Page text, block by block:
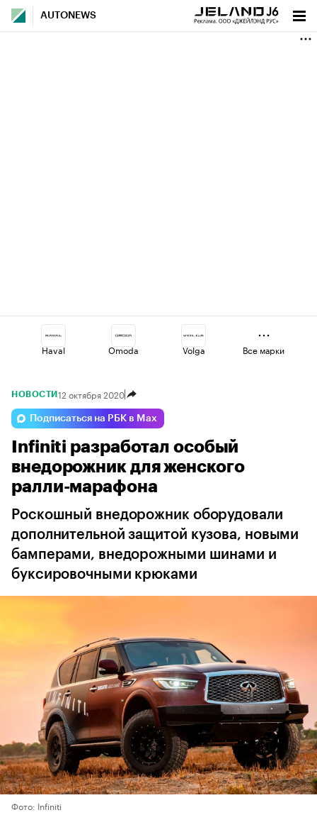
AUTONEWS
Haval Omoda Volga
Voyah Jaecoo
Lada Geely Changan
Все марки
НОВОСТИ 12 октября 2020
Подписаться на РБК в Max
Infiniti разработал особый
внедорожник для женского
ралли-марафона
Роскошный внедорожник оборудовали
дополнительной защитой кузова, новыми
бамперами, внедорожными шинами и
буксировочными крюками
Фото: Infiniti